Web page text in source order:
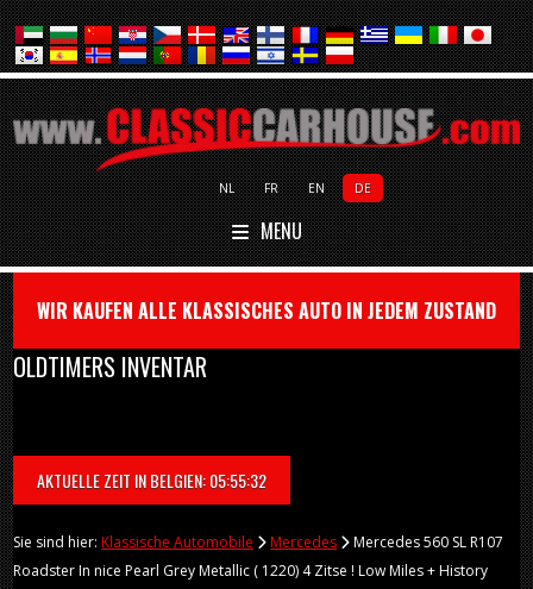
NL FR EN DE
MENU
WIR KAUFEN ALLE KLASSISCHES AUTO IN JEDEM ZUSTAND
OLDTIMERS INVENTAR
AKTUELLE ZEIT IN BELGIEN: 05:55:32
Sie sind hier: Klassische Automobile Mercedes
Mercedes 560 SL R107
Roadster In nice Pearl Grey Metallic ( 1220) 4 Zitse ! Low Miles + History